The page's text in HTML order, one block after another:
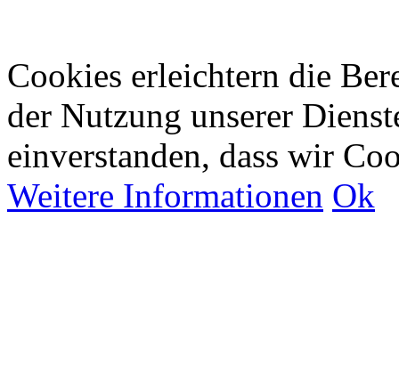
Cookies erleichtern die
der Nutzung unserer
einverstanden, dass wir
Weitere Informationen Ok